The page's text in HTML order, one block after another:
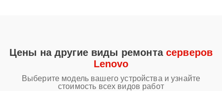
Цены на другие виды ремонта серверов
Lenovo
Выберите модель вашего устройства и узнайте
стоимость всех видов работ